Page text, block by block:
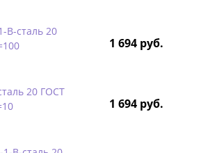
B-сталь 20
1 694 руб.
20 ГОСТ
1 694 руб.